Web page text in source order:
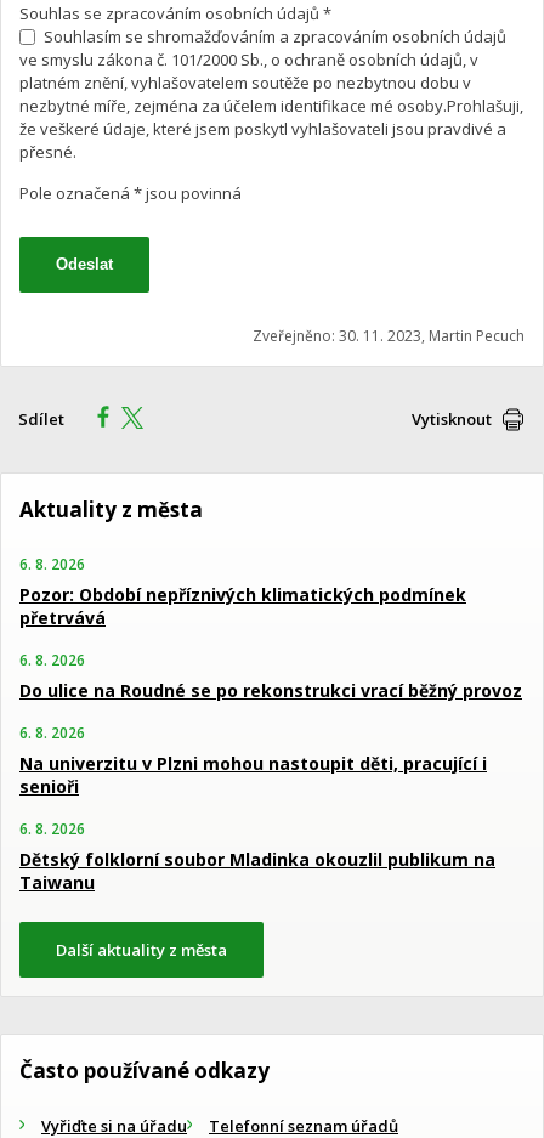
Souhlas se zpracováním osobních údajů *
Souhlasím se shromažďováním a zpracováním osobních údajů
ve smyslu zákona č. 101/2000 Sb., o ochraně osobních údajů, v
platném znění, vyhlašovatelem soutěže po nezbytnou dobu v
nezbytné míře, zejména za účelem identifikace mé osoby.Prohlašuji,
že veškeré údaje, které jsem poskytl vyhlašovateli jsou pravdivé a
přesné.
Pole označená * jsou povinná
Zveřejněno: 30. 11. 2023, Martin Pecuch
Sdílet Vytisknout
Aktuality z města
6. 8. 2026
Pozor: Období nepříznivých klimatických podmínek
přetrvává
6. 8. 2026
Do ulice na Roudné se po rekonstrukci vrací běžný provoz
6. 8. 2026
Na univerzitu v Plzni mohou nastoupit děti, pracující i
senioři
6. 8. 2026
Dětský folklorní soubor Mladinka okouzlil publikum na
Taiwanu
Další aktuality z města
Často používané odkazy
Vyřiďte si na úřadu
Telefonní seznam úřadů